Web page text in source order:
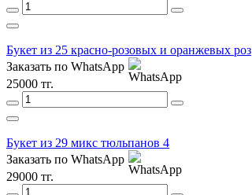
Букет из 25 красно-розовых и оранжевых роз
Заказать по WhatsApp
25000 тг.
Букет из 29 микс тюльпанов 4
Заказать по WhatsApp
29000 тг.